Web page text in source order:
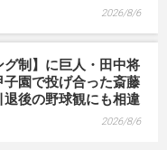
2026/8/6
グ制】に巨人・田中将
園で投げ合った斎藤
後の野球観にも相違
2026/8/6